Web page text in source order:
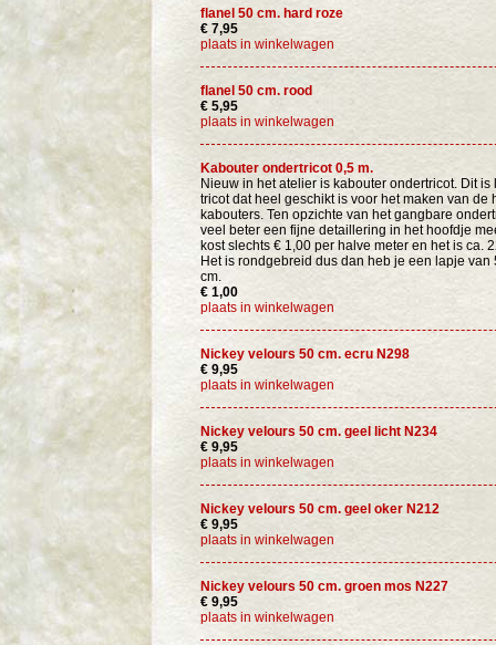
flanel 50 cm. hard roze
€ 7,95
plaats in winkelwagen
flanel 50 cm. rood
€ 5,95
plaats in winkelwagen
Kabouter ondertricot 0,5 m.
Nieuw in het atelier is kabouter ondertricot. Dit is
tricot dat heel geschikt is voor het maken van de
kabouters. Ten opzichte van het gangbare
veel beter een fijne detaillering in het hoofdje
kost slechts € 1,00 per halve meter en het is ca.
Het is rondgebreid dus dan heb je een lapje van
cm.
€ 1,00
plaats in winkelwagen
Nickey velours 50 cm. ecru N298
€ 9,95
plaats in winkelwagen
Nickey velours 50 cm. geel licht N234
€ 9,95
plaats in winkelwagen
Nickey velours 50 cm. geel oker N212
€ 9,95
plaats in winkelwagen
Nickey velours 50 cm. groen mos N227
€ 9,95
plaats in winkelwagen